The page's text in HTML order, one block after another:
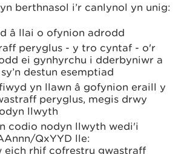
berthnasol i’r canlynol yn unig:
â llai o ofynion adrodd
peryglus - y tro cyntaf - o'r
ei gynhyrchu i dderbyniwr a
destun esemptiad
yn llawn â gofynion eraill y
peryglus, megis drwy
llwyth
codio nodyn llwyth wedi'i
QxYYD lle:
eich rhif cofrestru gwastraff